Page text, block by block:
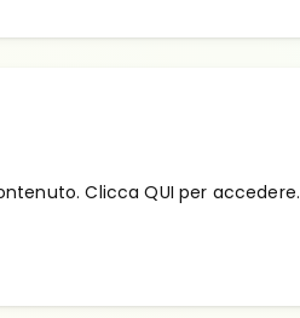
Clicca QUI per accedere.